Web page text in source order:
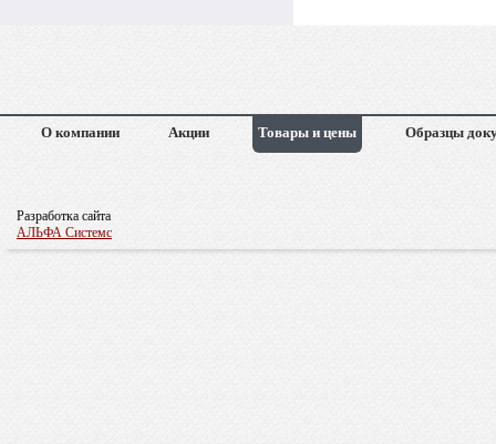
О компании Акции Товары и цены Образцы
Разработка сайта
АЛЬФА Системс